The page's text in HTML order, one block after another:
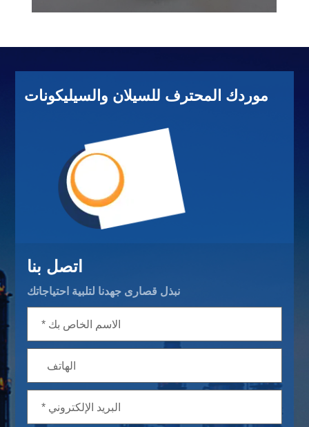
موردك المحترف للسيلان والسيليكونات
اتصل بنا
نبذل قصارى جهدنا لتلبية احتياجاتك